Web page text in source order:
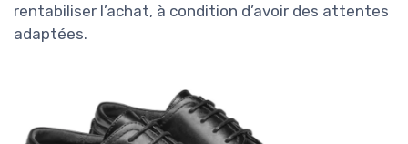
rentabiliser l’achat, à condition d’avoir des attentes
adaptées.